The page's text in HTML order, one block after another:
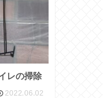
レの掃除
2022.06.02